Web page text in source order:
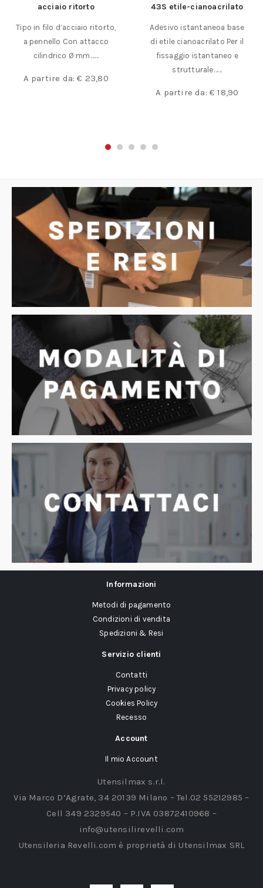
acciaio ritorto
Tipo in filo d’acciaio ritorto,
a pennello Con attacco
cilindrico Ø mm……
A partire da:€ 23,80
43S etile-cianoacrilato
Adesivo istantaneoa base
di etile cianoacrilato Per il
fissaggio istantaneo e
strutturale……
A partire da: € 18,90
Informazioni
Metodi di pagamento
Condizioni di vendita
Spedizioni & Resi
Servizio clienti
Contatti
Privacy policy
Cookies Policy
Recesso
Account
Il mio Account
Utensilmax s.r.l.
Via Marco D’Agrate, 34 20139 Milano – Tel.02 55212985 –
Cell 349 2329540 – P.IVA 03872410968 –
info@utensilirevelli.com
Utensileria Revelli.com è proprietà di Utensilmax SRL